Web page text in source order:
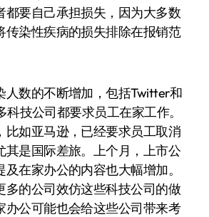
都要自己承担损失，因为大多数
传染性疾病的损失排除在报销范
人数的不断增加，包括Twitter和
科技公司都要求员工在家工作。
比如亚马逊，已经要求员工取消
其是国际差旅。上个月，上市公
在家办公的内容也大幅增加。
多的公司效仿这些科技公司的做
办公可能也会给这些公司带来考